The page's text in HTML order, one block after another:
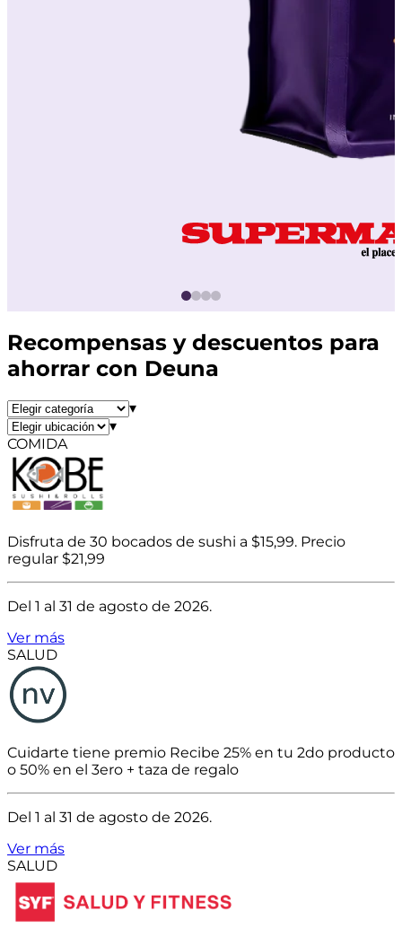
Recompensas y descuentos para
ahorrar con Deuna
▾
▾
COMIDA
Disfruta de 30 bocados de sushi a $15,99. Precio
regular $21,99
Del 1 al 31 de agosto de 2026.
Ver más
SALUD
Cuidarte tiene premio Recibe 25% en tu 2do producto
o 50% en el 3ero + taza de regalo
Del 1 al 31 de agosto de 2026.
Ver más
SALUD